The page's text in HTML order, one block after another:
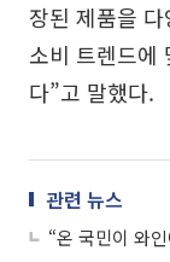
장된 제품을
소비 트렌드에
다”고 말했다.
관련 뉴스
“온 국민이 와